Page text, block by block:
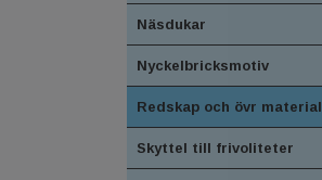
Näsdukar
Nyckelbricksmotiv
Redskap och övr material
Skyttel till frivoliteter